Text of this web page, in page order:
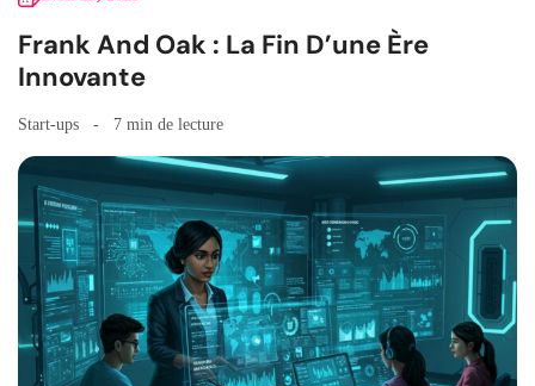
Frank And Oak : La Fin D’une Ère
Innovante
Start-ups 7 min de lecture